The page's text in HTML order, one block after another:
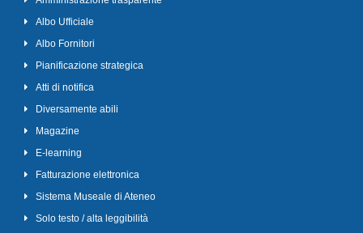
Albo Ufficiale
Albo Fornitori
Pianificazione strategica
Atti di notifica
Diversamente abili
Magazine
E-learning
Fatturazione elettronica
Sistema Museale di Ateneo
Solo testo / alta leggibilità